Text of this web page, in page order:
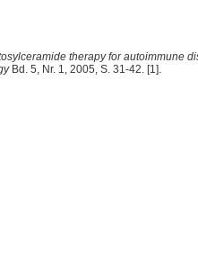
therapy for autoimmune
Bd. 5, Nr. 1, 2005, S. 31-42. [1].